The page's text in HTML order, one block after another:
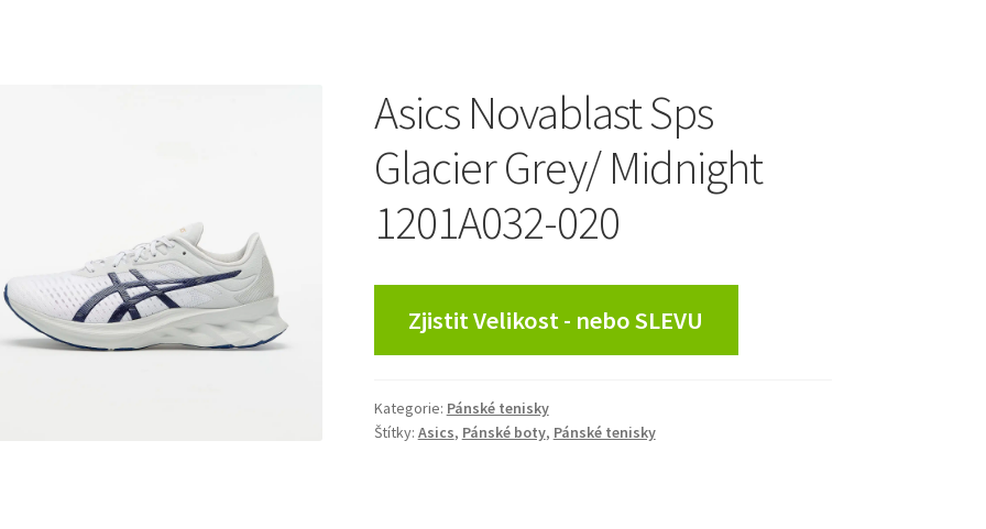
Asics Novablast Sps
Glacier Grey/ Midnight
1201A032-020
Zjistit Velikost - nebo SLEVU
Kategorie: Pánské tenisky
Štítky: Asics, Pánské boty, Pánské tenisky